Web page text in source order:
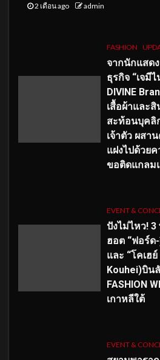
2 เดือน ago admin
FASHION
จากนักแสด
ธุรกิจ “เจมี
DIVINE
เสื้อผ้าและ
สะท้อนบุคลิ
เจ้าตัว ผสา
แฝงไปด้วย
ขอติดแกลม
EVENT &
ปังไม่ไหว!
ฮอต “ฟอร์ด-
และ “โคเฮ
Kouhei)บิน
FASHION
เกาหลีใต้
EVENT &